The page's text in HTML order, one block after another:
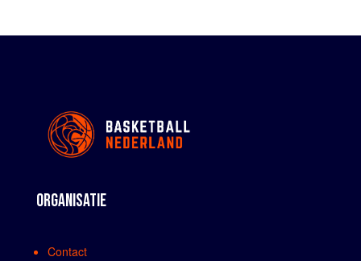
ORGANISATIE
Contact